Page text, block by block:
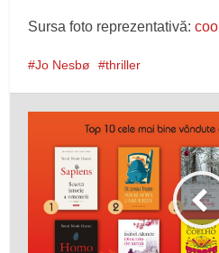
Sursa foto reprezentativă:
Jo Nesbø thriller